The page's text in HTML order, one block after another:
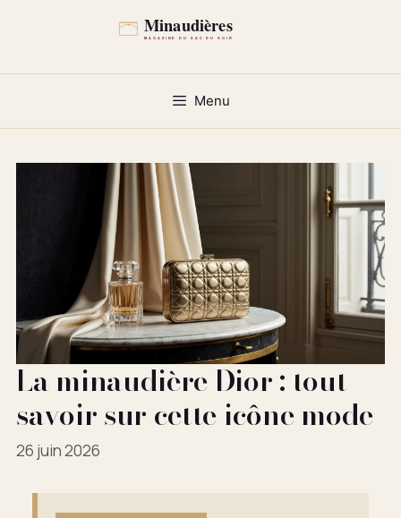
Menu
La minaudière Dior : tout
savoir sur cette icône mode
26 juin 2026